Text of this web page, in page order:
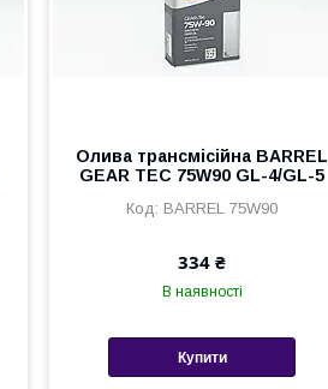
Олива трансмісійна BARREL
GEAR TEC 75W90 GL-4/GL-5
BARREL 75W90
334 ₴
В наявності
Купити